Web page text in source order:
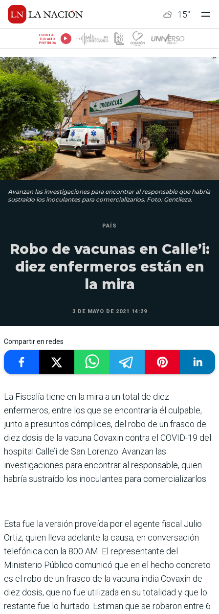
15°
ESCUCHÁ
TU RADIO
PREFERIDA
Avanzan las investigaciones para encontrar al responsable que habría
sustraído los inoculantes para comercializarlos. Foto: Gentileza.
PAÍS
Robo de vacunas en Calle’i:
diez enfermeros están en
la mira
3 DE MAYO DE 2021 14:29
Compartir en redes
La Fiscalía tiene en la mira a un total de diez
enfermeros, entre los que se encontraría él culpable,
junto a presuntos cómplices, del robo de un frasco de
diez dosis de la vacuna Covaxin contra el COVID-19 del
hospital Calle’i de San Lorenzo. Avanzan las
investigaciones para encontrar al responsable, quien
habría sustraído los inoculantes para comercializarlos.
Esta fue la versión proveída por el agente fiscal Julio
Ortiz, quien lleva adelante la causa, en conversación
telefónica con la 800 AM. El representante del
Ministerio Público comunicó que en el hecho concreto
es el robo de un frasco de la vacuna india Covaxin de
diez dosis, que no fue utilizada en su totalidad y que lo
restante fue lo hurtado. Estiman que se robaron entre 6